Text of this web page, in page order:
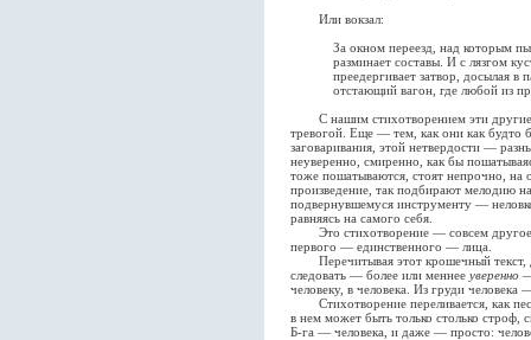
Или вокзал:
За окном переезд, над которым
разминает составы. И с лязгом
преедергивает затвор, досылая в
отстающий вагон, где любой из
С нашим стихотворением эти другие
тревогой. Еще — тем, как они как будто
заговаривания, этой нетвердости —
неуверенно, смиренно, как бы
тоже пошатываются, стоят непрочно, на
произведение, так подбирают мелодию
подвернувшемуся инструменту —
равняясь на самого себя.
Это стихотворение — совсем другое.
первого — единственного — лица.
Перечитывая этот крошечный текст,
следовать — более или меннее уверенно
человеку, в человека. Из груди человека
Стихотворение переливается, как
в нем может быть только столько строф,
Б-га — человека, и даже — просто: